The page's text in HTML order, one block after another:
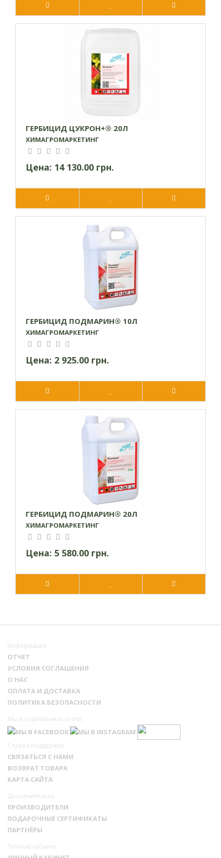
ГЕРБИЦИД ЦУКРОН+® 20Л
ХИМАГРОМАРКЕТИНГ
Цена: 14 130.00 грн.
ГЕРБИЦИД ПОДМАРИН® 10Л
ХИМАГРОМАРКЕТИНГ
Цена: 2 925.00 грн.
ГЕРБИЦИД ПОДМАРИН® 20Л
ХИМАГРОМАРКЕТИНГ
Цена: 5 580.00 грн.
Информация
ОТЧЕТ
УСЛОВИЯ СОГЛАШЕНИЯ
О НАС
ОПЛАТА И ДОСТАВКА
ПОЛИТИКА БЕЗОПАСНОСТИ
Мы в социальных сетях:
Служба поддержки
СВЯЗАТЬСЯ С НАМИ
ВОЗВРАТ ТОВАРА
КАРТА САЙТА
Дополнительно
ПРОИЗВОДИТЕЛИ
ПОДАРОЧНЫЕ СЕРТИФИКАТЫ
ПАРТНЁРЫ
Личный кабинет